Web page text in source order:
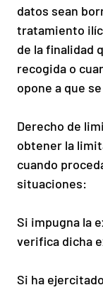
datos sean
tratamiento
de la finalidad
recogida o
opone a que
Derecho de
obtener la
cuando
situaciones:
Si impugna la
verifica dicha
Si ha